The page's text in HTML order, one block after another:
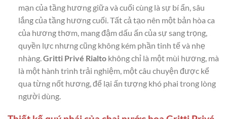
mạn của tầng hương giữa và cuối cùng là sự bí ẩn, sâu
lắng của tầng hương cuối. Tất cả tạo nên một bản hòa ca
của hương thơm, mang đậm dấu ấn của sự sang trọng,
quyền lực nhưng cũng không kém phần tinh tế và nhẹ
nhàng. Gritti Privé Rialtokhông chỉ là một mùi hương, mà
là một hành trình trải nghiệm, một câu chuyện được kể
qua từng nốt hương, để lại ấn tượng khó phai trong lòng
người dùng.